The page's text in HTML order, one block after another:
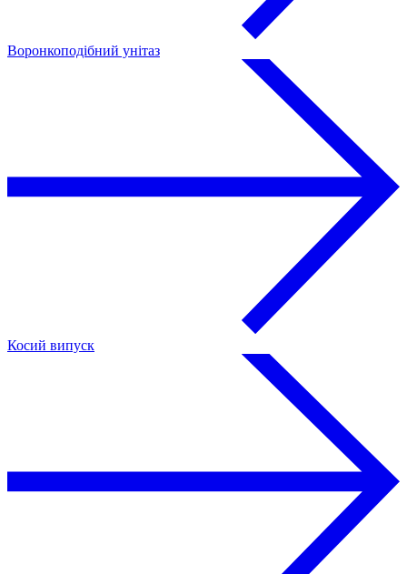
Воронкоподібний унітаз
Косий випуск